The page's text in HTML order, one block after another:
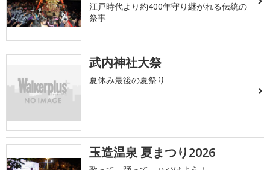
江戸時代より約400年守り継がれる伝統の
祭事
武内神社大祭
夏休み最後の夏祭り
玉造温泉 夏まつり2026